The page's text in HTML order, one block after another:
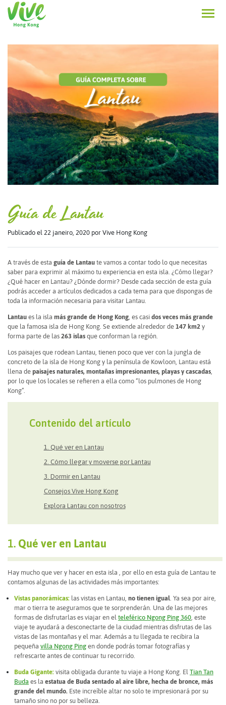
Guía de Lantau
Publicado el 22 janeiro, 2020 por Vive Hong Kong
A través de esta guía de Lantau te vamos a contar todo lo que necesitas
saber para exprimir al máximo tu experiencia en esta isla. ¿Cómo llegar?
¿Qué hacer en Lantau? ¿Dónde dormir? Desde cada sección de esta guía
podrás acceder a artículos dedicados a cada tema para que dispongas de
toda la información necesaria para visitar Lantau.
Lantau es la isla más grande de Hong Kong , es casi dos veces más grande
que la famosa isla de Hong Kong. Se extiende alrededor de 147 km2 y
forma parte de las 263 islas que conforman la región.
Los paisajes que rodean Lantau, tienen poco que ver con la jungla de
concreto de la isla de Hong Kong y la península de Kowloon, Lantau está
llena de paisajes naturales, montañas impresionantes, playas y cascadas
por lo que los locales se refieren a ella como “los pulmones de Hong
Kong”.
Contenido del artículo
1. Qué ver en Lantau
2. Cómo llegar y moverse por Lantau
3. Dormir en Lantau
Consejos Vive Hong Kong
Explora Lantau con nosotros
1. Qué ver en Lantau
Hay mucho que ver y hacer en esta isla , por ello en esta guía de Lantau te
contamos algunas de las actividades más importantes:
Vistas panorámicas: las vistas en Lantau, no tienen igual . Ya sea por aire,
mar o tierra te aseguramos que te sorprenderán. Una de las mejores
formas de disfrutarlas es viajar en el teleférico Ngong Ping 360 , este
viaje te ayudará a desconectarte de la ciudad mientras disfrutas de las
vistas de las montañas y el mar. Además a tu llegada te recibira la
pequeña villa Ngong Ping en donde podrás tomar fotografías y
refrescarte antes de continuar tu recorrido.
Buda Gigante: visita obligada durante tu viaje a Hong Kong. El Tian Tan
Buda es la estatua de Buda sentado al aire libre, hecha de bronce, más
grande del mundo. Este increíble altar no solo te impresionará por su
tamaño sino no por su belleza.